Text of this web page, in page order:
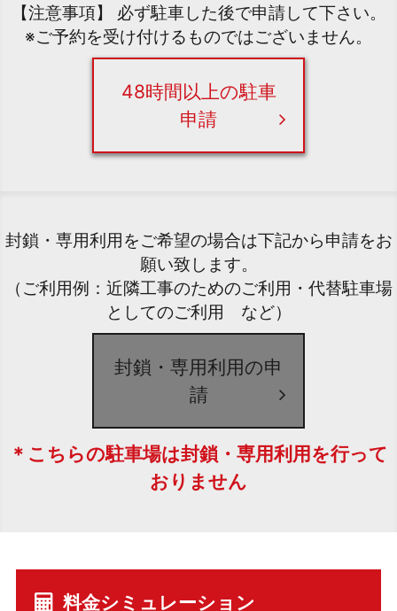
【注意事項】 必ず駐車した後で申請して下さい。
※ご予約を受け付けるものではございません。
48時間以上の駐車
申請
封鎖・専用利用をご希望の場合は下記から申請をお
願い致します。
（ご利用例：近隣工事のためのご利用・代替駐車場
としてのご利用 など）
封鎖・専用利用の申
請
＊こちらの駐車場は封鎖・専用利用を行って
おりません
料金シミュレーション